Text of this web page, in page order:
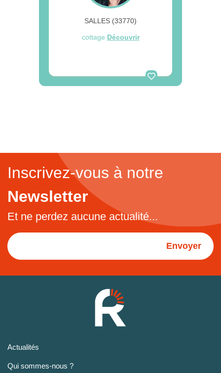
SALLES (33770)
cottage Découvrir
Inscrivez-vous à notre
Newsletter
Et ne perdez aucune actualité...
Envoyer
Actualités
Qui sommes-nous ?